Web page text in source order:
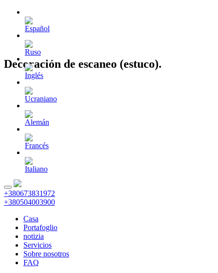
+380673831972
+380504003900
Casa
Portafoglio
notizia
Servicios
Sobre nosotros
FAQ
Decoración de escaneo (estuco).